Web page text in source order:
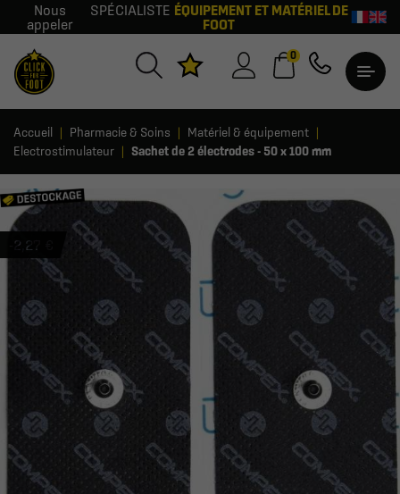
Nous
appeler
SPÉCIALISTE ÉQUIPEMENT ET MATÉRIEL DE
FOOT
0
Accueil Pharmacie & Soins
Matériel & équipement
Electrostimulateur
Sachet de 2 électrodes - 50 x 100 mm
-2,27 €